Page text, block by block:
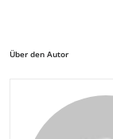
Über den Autor